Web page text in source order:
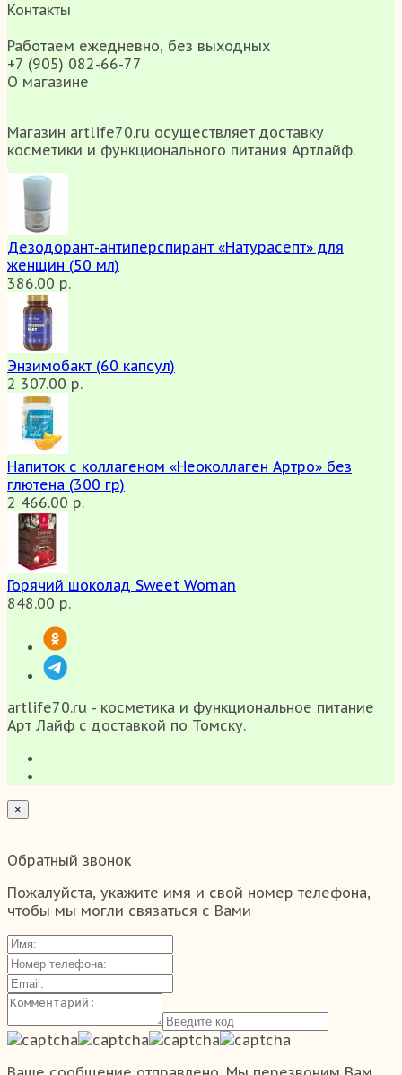
Контакты
Работаем ежедневно, без выходных
+7 (905) 082-66-77
О магазине
Магазин artlife70.ru осуществляет доставку
косметики и функционального питания Артлайф.
Дезодорант-антиперспирант «Натурасепт» для
женщин (50 мл)
386.00 р.
Энзимобакт (60 капсул)
2 307.00 р.
Напиток с коллагеном «Неоколлаген Артро» без
глютена (300 гр)
2 466.00 р.
Горячий шоколад Sweet Woman
848.00 р.
artlife70.ru - косметика и функциональное питание
Арт Лайф с доставкой по Томску.
×
Обратный звонок
Пожалуйста, укажите имя и свой номер телефона,
чтобы мы могли связаться с Вами